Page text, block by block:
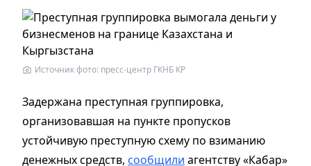
Источник фото: пресс-центр ГКНБ КР
Задержана преступная группировка,
организовавшая на пункте пропусков
устойчивую преступную схему по взиманию
денежных средств, сообщили агентству «Кабар»